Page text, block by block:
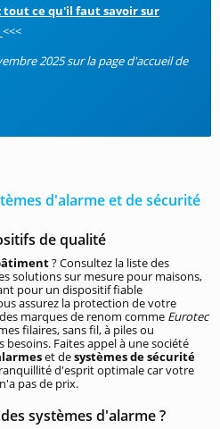
tout ce qu'il faut savoir sur
<<<
2025 sur la page d'accueil de
d'alarme et de sécurité
de qualité
? Consultez la liste des
solutions sur mesure pour maisons,
pour un dispositif fiable
assurez la protection de votre
marques de renom comme Eurotec
filaires, sans fil, à piles ou
Faites appel à une société
et desystèmes de sécurité
d'esprit optimale car votre
pas de prix.
systèmes d'alarme ?